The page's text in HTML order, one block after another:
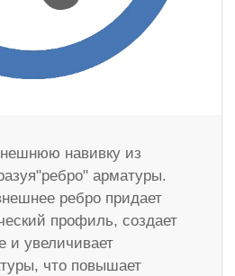
навивку из
арматуры.
ребро придает
профиль, создает
и увеличивает
что повышает